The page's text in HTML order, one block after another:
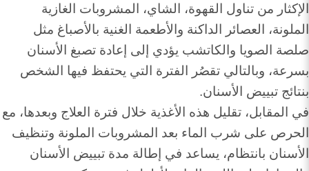
الإكثار من تناول القهوة، الشاي، المشروبات الغازية
الملونة، العصائر الداكنة والأطعمة الغنية بالأصباغ مثل
صلصة الصويا والكاتشب يؤدي إلى إعادة تصبغ الأسنان
بسرعة، وبالتالي تقصُر الفترة التي يحتفظ فيها الشخص
بنتائج تبييض الأسنان.
في المقابل، تقليل هذه الأغذية خلال فترة العلاج وبعدها، مع
الحرص على شرب الماء بعد المشروبات الملونة وتنظيف
الأسنان بانتظام، يساعد في إطالة مدة تبييض الأسنان